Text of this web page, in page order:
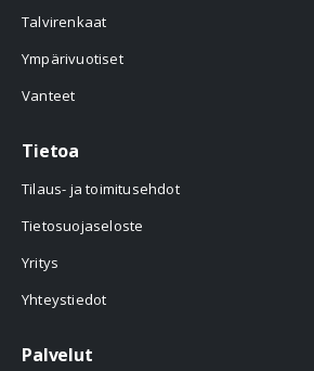
Talvirenkaat
Ympärivuotiset
Vanteet
Tietoa
Tilaus- ja toimitusehdot
Tietosuojaseloste
Yritys
Yhteystiedot
Palvelut